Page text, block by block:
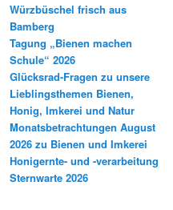
n
Würzbüschel frisch aus
Bamberg
Tagung „Bienen machen
Schule“ 2026
Glücksrad-Fragen zu unsere
Lieblingsthemen Bienen,
Honig, Imkerei und Natur
Monatsbetrachtungen August
2026 zu Bienen und Imkerei
Honigernte- und -verarbeitung
Sternwarte 2026